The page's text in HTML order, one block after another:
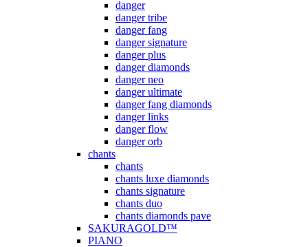
danger
danger tribe
danger fang
danger signature
danger plus
danger diamonds
danger neo
danger ultimate
danger fang diamonds
danger links
danger flow
danger orb
chants
chants
chants luxe diamonds
chants signature
chants duo
chants diamonds pave
SAKURAGOLD™
PIANO